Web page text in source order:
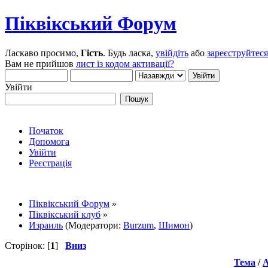
Піквікський Форум
Ласкаво просимо, Гість. Будь ласка, увійдіть або зареєструйтеся
Вам не прийшов лист із кодом активації?
Увійти
Початок
Допомога
Увійти
Реєстрація
Піквікський Форум »
Піквікський клуб »
Израиль (Модератори: Burzum, Шимон)
Сторінок: [1] Вниз
Тема /